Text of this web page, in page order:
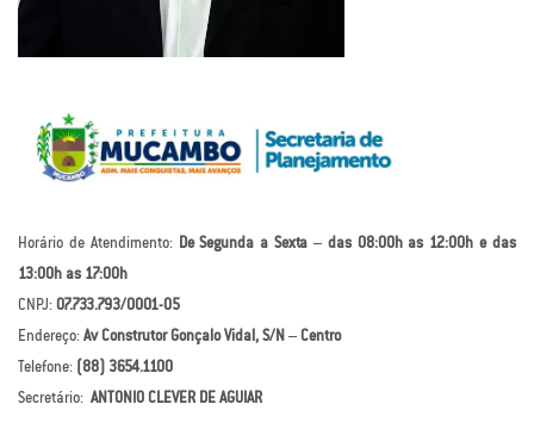
Horário de Atendimento: De Segunda a Sexta – das 08:00h as 12:00h e das
13:00h as 17:00h
CNPJ: 07.733.793/0001-05
Endereço: Av Construtor Gonçalo Vidal, S/N – Centro
Telefone: (88) 3654.1100
Secretário: ANTONIO CLEVER DE AGUIAR